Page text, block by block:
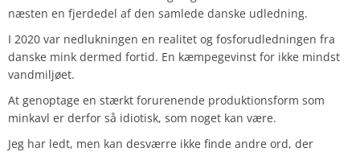
næsten en fjerdedel af den samlede danske udledning.
I 2020 var nedlukningen en realitet og fosforudledningen fra
danske mink dermed fortid. En kæmpegevinst for ikke mindst
vandmiljøet.
At genoptage en stærkt forurenende produktionsform som
minkavl er derfor så idiotisk, som noget kan være.
Jeg har ledt, men kan desværre ikke finde andre ord, der